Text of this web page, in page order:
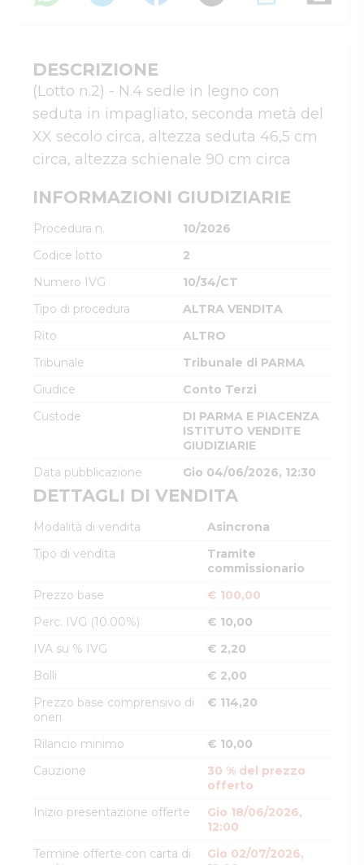
DESCRIZIONE
(Lotto n.2) - N.4 sedie in legno con
seduta in impagliato, seconda metà del
XX secolo circa, altezza seduta 46,5 cm
circa, altezza schienale 90 cm circa
INFORMAZIONI GIUDIZIARIE
Procedura n.
10/2026
Codice lotto
2
Numero IVG
10/34/CT
Tipo di procedura
ALTRA VENDITA
Rito
ALTRO
Tribunale
Tribunale di PARMA
Giudice
Conto Terzi
Custode
DI PARMA E PIACENZA
ISTITUTO VENDITE
GIUDIZIARIE
Data pubblicazione
Gio 04/06/2026, 12:30
DETTAGLI DI VENDITA
Modalità di vendita
Asincrona
Tipo di vendita
Tramite
commissionario
Prezzo base
€ 100,00
Perc. IVG (10.00%)
€ 10,00
IVA su % IVG
€ 2,20
Bolli
€ 2,00
Prezzo base comprensivo di
oneri
€ 114,20
Rilancio minimo
€ 10,00
Cauzione
30 % del prezzo
offerto
Inizio presentazione offerte
Gio 18/06/2026,
12:00
Termine offerte con carta di
Gio 02/07/2026,